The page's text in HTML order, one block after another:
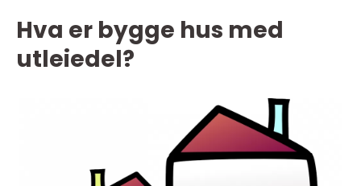
Hva er bygge hus med
utleiedel?